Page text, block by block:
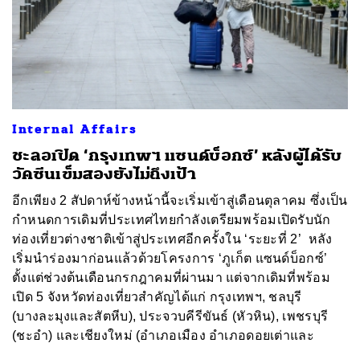
Internal Affairs
ชะลอเปิด ‘กรุงเทพฯ แซนด์บ็อกซ์’ หลังผู้ได้รับ
วัคซีนเข็มสองยังไม่ถึงเป้า
อีกเพียง 2 สัปดาห์ข้างหน้านี้จะเริ่มเข้าสู่เดือนตุลาคม ซึ่งเป็น
กำหนดการเดิมที่ประเทศไทยกำลังเตรียมพร้อมเปิดรับนัก
ท่องเที่ยวต่างชาติเข้าสู่ประเทศอีกครั้งใน ‘ระยะที่ 2’ หลัง
เริ่มนำร่องมาก่อนแล้วด้วยโครงการ ‘ภูเก็ต แซนด์บ็อกซ์’
ตั้งแต่ช่วงต้นเดือนกรกฎาคมที่ผ่านมา แต่จากเดิมที่พร้อม
เปิด 5 จังหวัดท่องเที่ยวสำคัญได้แก่ กรุงเทพฯ, ชลบุรี
(บางละมุงและสัตหีบ), ประจวบคีรีขันธ์ (หัวหิน), เพชรบุรี
(ชะอำ) และเชียงใหม่ (อำเภอเมือง อำเภอดอยเต่าและ